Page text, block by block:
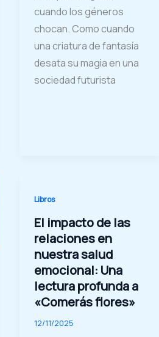
cuando los géneros
chocan. Como cuando
una criatura de fantasía
desata su magia en una
sociedad futurista
Libros
El impacto de las
relaciones en
nuestra salud
emocional: Una
lectura profunda a
«Comerás flores»
12/11/2025